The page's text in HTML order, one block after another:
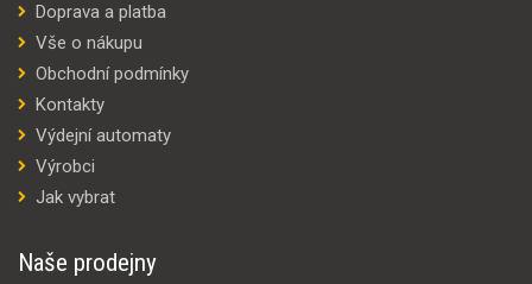
Doprava a platba
Vše o nákupu
Obchodní podmínky
Kontakty
Výdejní automaty
Výrobci
Jak vybrat
Naše prodejny